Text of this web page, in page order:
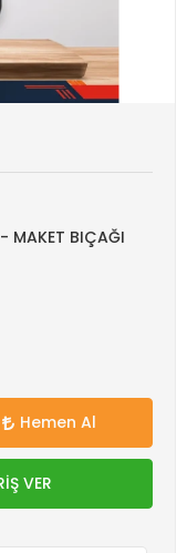
MAKET BIÇAĞI
Hemen Al
VER